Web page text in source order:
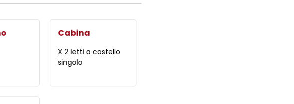
Cabina
X 2 letti a castello
singolo